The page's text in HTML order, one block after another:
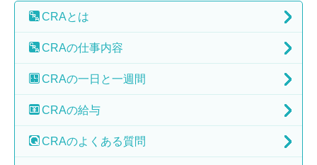
CRAとは
CRAの仕事内容
CRAの一日と一週間
CRAの給与
CRAのよくある質問